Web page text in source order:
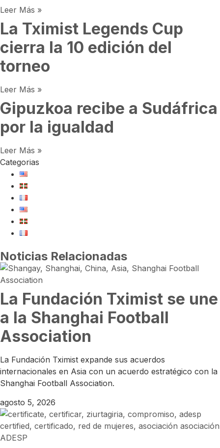
Leer Más »
La Tximist Legends Cup
cierra la 10 edición del
torneo
Leer Más »
Gipuzkoa recibe a Sudáfrica
por la igualdad
Leer Más »
Categorias
Noticias Relacionadas
La Fundación Tximist se une
a la Shanghai Football
Association
La Fundación Tximist expande sus acuerdos
internacionales en Asia con un acuerdo estratégico con la
Shanghai Football Association.
agosto 5, 2026